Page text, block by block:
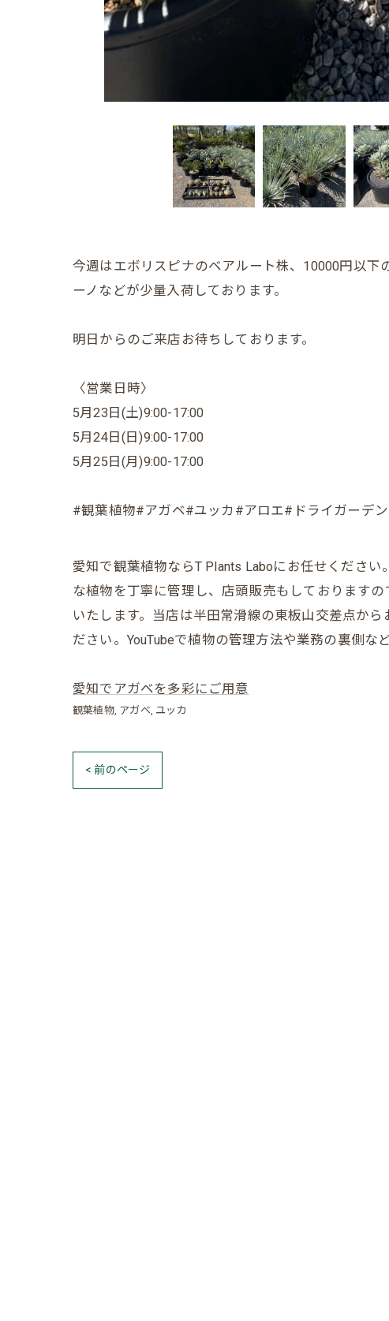
今週はエボリスピナのベアルート株、10000円以
ーノなどが少量入荷しております。
明日からのご来店お待ちしております。
〈営業日時〉
5月23日(土)9:00-17:00
5月24日(日)9:00-17:00
5月25日(月)9:00-17:00
#観葉植物#アガベ#ユッカ#アロエ#ドライガーデン
愛知で観葉植物ならT Plants Laboにお任せくださ
な植物を丁寧に管理し、店頭販売もしております
いたします。当店は半田常滑線の東板山交差点か
ださい。YouTubeで植物の管理方法や業務の裏側な
愛知でアガベを多彩にご用意
観葉植物 アガベ ユッカ
< 前のページ